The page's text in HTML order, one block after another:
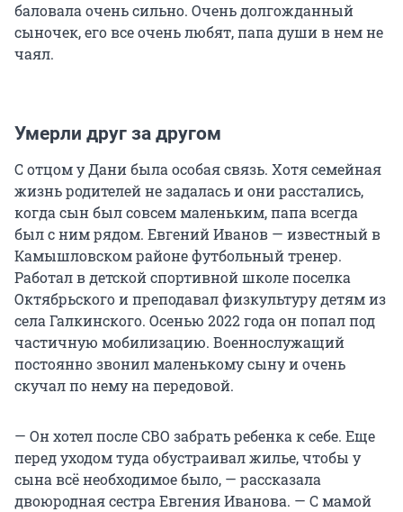
баловала очень сильно. Очень долгожданный
сыночек, его все очень любят, папа души в нем не
чаял.
Умерли друг за другом
С отцом у Дани была особая связь. Хотя семейная
жизнь родителей не задалась и они расстались,
когда сын был совсем маленьким, папа всегда
был с ним рядом. Евгений Иванов — известный в
Камышловском районе футбольный тренер.
Работал в детской спортивной школе поселка
Октябрьского и преподавал физкультуру детям из
села Галкинского. Осенью 2022 года он попал под
частичную мобилизацию. Военнослужащий
постоянно звонил маленькому сыну и очень
скучал по нему на передовой.
— Он хотел после СВО забрать ребенка к себе. Еще
перед уходом туда обустраивал жилье, чтобы у
сына всё необходимое было, — рассказала
двоюродная сестра Евгения Иванова. — С мамой